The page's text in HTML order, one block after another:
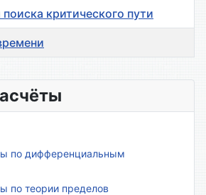
критического пути
по дифференциальным
по теории пределов